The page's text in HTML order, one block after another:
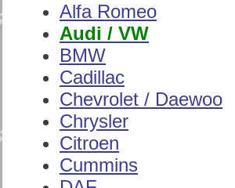
Alfa Romeo
Audi / VW
BMW
Cadillac
Chevrolet / Daewoo
Chrysler
Citroen
Cummins